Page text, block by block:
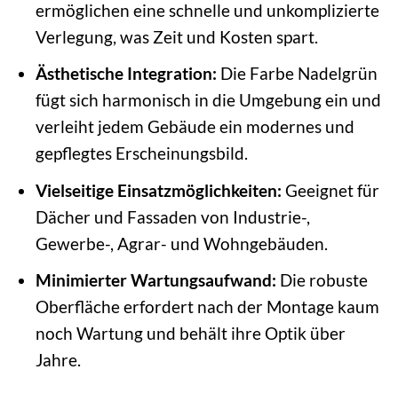
ermöglichen eine schnelle und unkomplizierte
Verlegung, was Zeit und Kosten spart.
Ästhetische Integration: Die Farbe Nadelgrün
fügt sich harmonisch in die Umgebung ein und
verleiht jedem Gebäude ein modernes und
gepflegtes Erscheinungsbild.
Vielseitige Einsatzmöglichkeiten: Geeignet für
Dächer und Fassaden von Industrie-,
Gewerbe-, Agrar- und Wohngebäuden.
Minimierter Wartungsaufwand: Die robuste
Oberfläche erfordert nach der Montage kaum
noch Wartung und behält ihre Optik über
Jahre.